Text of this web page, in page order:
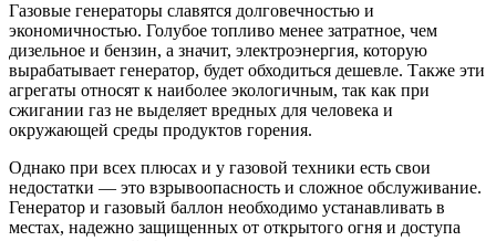
Газовые генераторы славятся долговечностью и
экономичностью. Голубое топливо менее затратное, чем
дизельное и бензин, а значит, электроэнергия, которую
вырабатывает генератор, будет обходиться дешевле. Также эти
агрегаты относят к наиболее экологичным, так как при
сжигании газ не выделяет вредных для человека и
окружающей среды продуктов горения.
Однако при всех плюсах и у газовой техники есть свои
недостатки — это взрывоопасность и сложное обслуживание.
Генератор и газовый баллон необходимо устанавливать в
местах, надежно защищенных от открытого огня и доступа